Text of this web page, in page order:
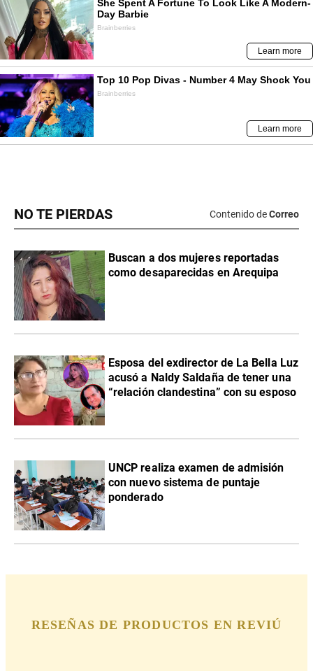
NO TE PIERDAS Contenido deCorreo
Buscan a dos mujeres reportadas
como desaparecidas en Arequipa
Esposa del exdirector de La Bella Luz
acusó a Naldy Saldaña de tener una
“relación clandestina” con su esposo
UNCP realiza examen de admisión
con nuevo sistema de puntaje
ponderado